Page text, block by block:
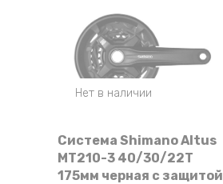
Нет в наличии
Система Shimano Altus
MT210-3 40/30/22T
175мм черная с защитой